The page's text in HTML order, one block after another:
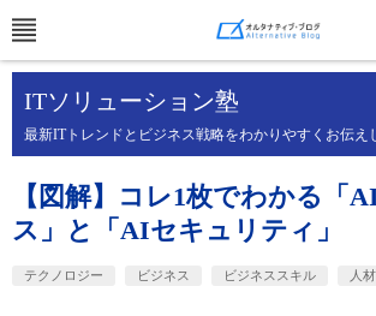
ITソリューション塾
最新ITトレンドとビジネス戦略をわかりやすくお伝え
【図解】コレ1枚でわかる「
ス」と「AIセキュリティ」
テクノロジー ビジネス ビジネススキル 人